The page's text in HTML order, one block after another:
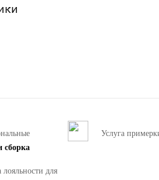
сборка
Услуга
для